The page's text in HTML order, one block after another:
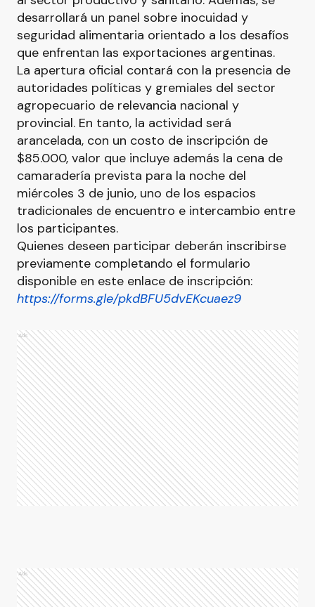
desarrollará un panel sobre inocuidad y
seguridad alimentaria orientado a los desafíos
que enfrentan las exportaciones argentinas.
La apertura oficial contará con la presencia de
autoridades políticas y gremiales del sector
agropecuario de relevancia nacional y
provincial. En tanto, la actividad será
arancelada, con un costo de inscripción de
$85.000, valor que incluye además la cena de
camaradería prevista para la noche del
miércoles 3 de junio, uno de los espacios
tradicionales de encuentro e intercambio entre
los participantes.
Quienes deseen participar deberán inscribirse
previamente completando el formulario
disponible en este enlace de inscripción:
https://forms.gle/pkdBFU5dvEKcuaez9
Ads
Ads